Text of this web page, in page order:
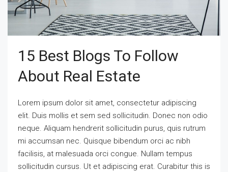
15 Best Blogs To Follow
About Real Estate
Lorem ipsum dolor sit amet, consectetur adipiscing
elit. Duis mollis et sem sed sollicitudin. Donec non odio
neque. Aliquam hendrerit sollicitudin purus, quis rutrum
mi accumsan nec. Quisque bibendum orci ac nibh
facilisis, at malesuada orci congue. Nullam tempus
sollicitudin cursus. Ut et adipiscing erat. Curabitur this is